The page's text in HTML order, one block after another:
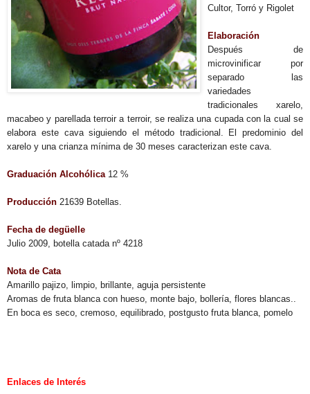
Cultor, Torró y Rigolet
Elaboración
Después de
microvinificar por
separado las
variedades
tradicionales xarelo,
macabeo y parellada terroir a terroir, se realiza una cupada con la cual se
elabora este cava siguiendo el método tradicional. El predominio del
xarelo y una crianza mínima de 30 meses caracterizan este cava.
Graduación Alcohólica 12 %
Producción 21639 Botellas.
Fecha de degüelle
Julio 2009, botella catada nº 4218
Nota de Cata
Amarillo pajizo, limpio, brillante, aguja persistente
Aromas de fruta blanca con hueso, monte bajo, bollería, flores blancas..
En boca es seco, cremoso, equilibrado, postgusto fruta blanca, pomelo
Enlaces de Interés